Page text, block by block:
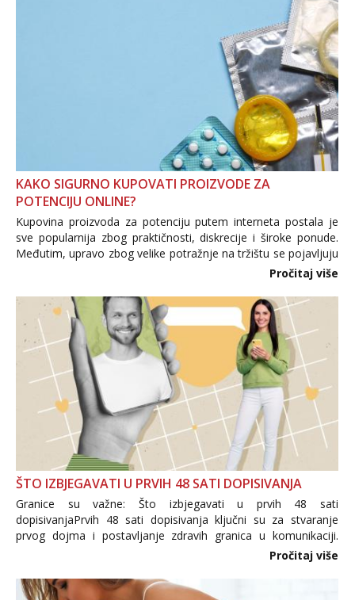
KAKO SIGURNO KUPOVATI PROIZVODE ZA
POTENCIJU ONLINE?
Kupovina proizvoda za potenciju putem interneta postala je
sve popularnija zbog praktičnosti, diskrecije i široke ponude.
Međutim, upravo zbog velike potražnje na tržištu se pojavljuju
i brojni krivotvoreni proizvodi, nepouzdane internetske
Pročitaj više
ŠTO IZBJEGAVATI U PRVIH 48 SATI DOPISIVANJA
Granice su važne: Što izbjegavati u prvih 48 sati
dopisivanjaPrvih 48 sati dopisivanja ključni su za stvaranje
prvog dojma i postavljanje zdravih granica u komunikaciji.
Važno je izbjeći prebrzo otkrivanje osobnih ili intimnih
informacija, jer nepoznata osoba još nije zaslužila to
povjerenje. Takođe...
Pročitaj više